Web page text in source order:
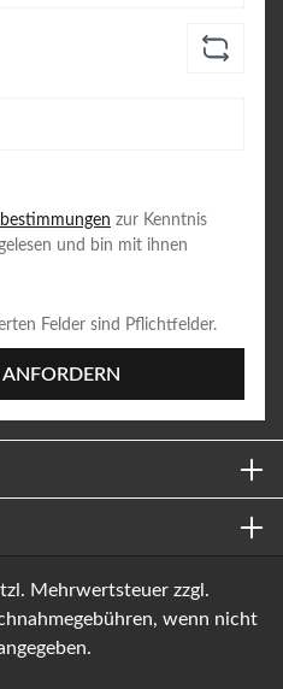
zur Kenntnis
und bin mit ihnen
Felder sind Pflichtfelder.
Mehrwertsteuer zzgl.
wenn nicht